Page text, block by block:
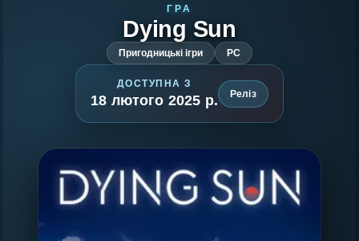
ГРА
Dying Sun
Пригодницькі ігри PC
ДОСТУПНА З
18 лютого 2025 р. Реліз